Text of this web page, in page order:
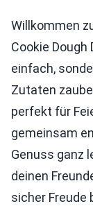
Willkommen
Cookie
einfach,
Zutaten
perfekt für
gemeinsam
Genuss ganz
deinen
sicher Freude